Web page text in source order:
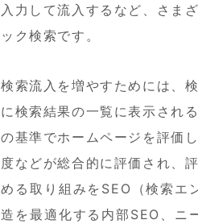
入力して流入するなど、さま
ック検索です。
検索流入を増やすためには、
に検索結果の一覧に表示され
の基準でホームページを評価
度などが総合的に評価され、
める取り組みをSEO（検索エ
造を最適化する内部SEO、ニ